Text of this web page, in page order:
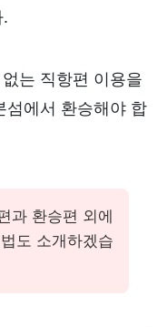
는 직항편 이용을
섬에서 환승해야 합
과 환승편 외에
도 소개하겠습